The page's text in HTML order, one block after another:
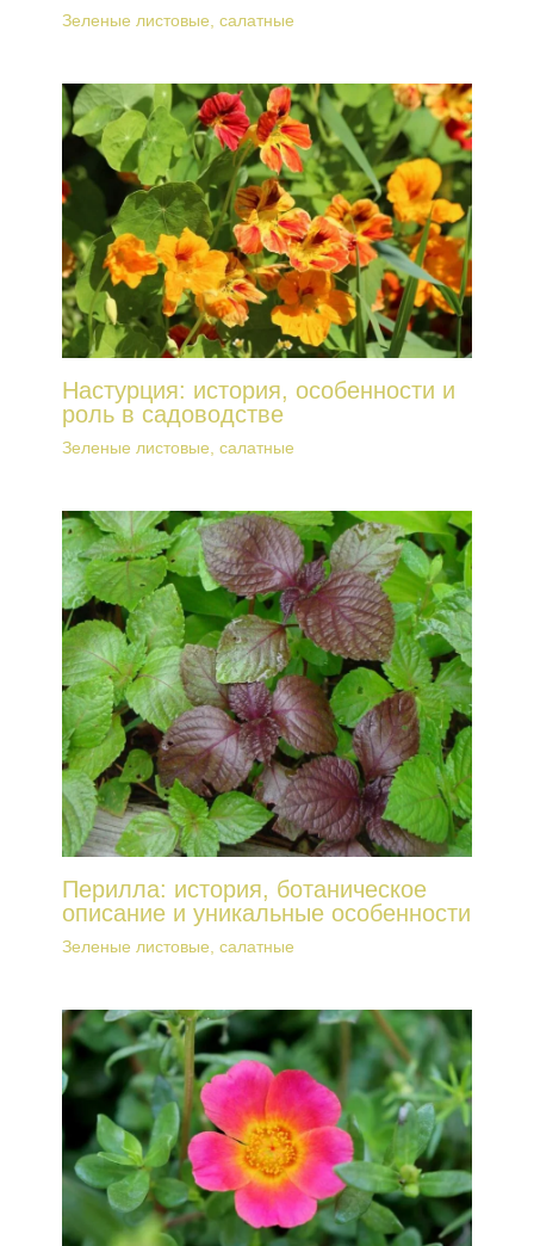
Зеленые листовые, салатные
Настурция: история, особенности и
роль в садоводстве
Зеленые листовые, салатные
Перилла: история, ботаническое
описание и уникальные особенности
Зеленые листовые, салатные